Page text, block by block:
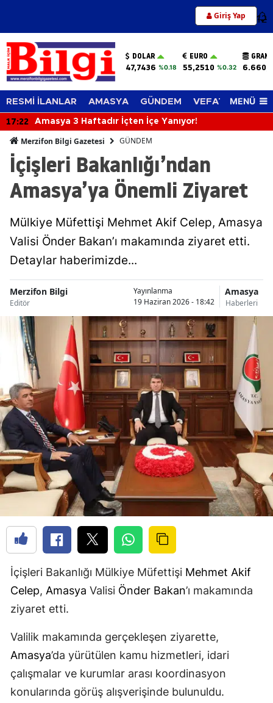
Giriş Yap 12
DOLAR
47,7436 %0.18
EURO
55,2510 %0.32
RESMİ İLANLAR AMASYA GÜNDEM VEFAT EDENLER
MENÜ
17:22 Amasya 3 Haftadır İçten İçe Yanıyor!
Merzifon Bilgi Gazetesi GÜNDEM
İçişleri Bakanlığı’ndan
Amasya’ya Önemli Ziyaret
Mülkiye Müfettişi Mehmet Akif Celep, Amasya
Valisi Önder Bakan’ı makamında ziyaret etti.
Detaylar haberimizde...
Merzifon Bilgi
Editör
Yayınlanma
19 Haziran 2026 - 18:42
Amasya
Haberleri
İçişleri Bakanlığı Mülkiye Müfettişi Mehmet Akif
Celep, Amasya Valisi Önder Bakan’ı makamında
ziyaret etti.
Valilik makamında gerçekleşen ziyarette,
Amasya’da yürütülen kamu hizmetleri, idari
çalışmalar ve kurumlar arası koordinasyon
konularında görüş alışverişinde bulunuldu.